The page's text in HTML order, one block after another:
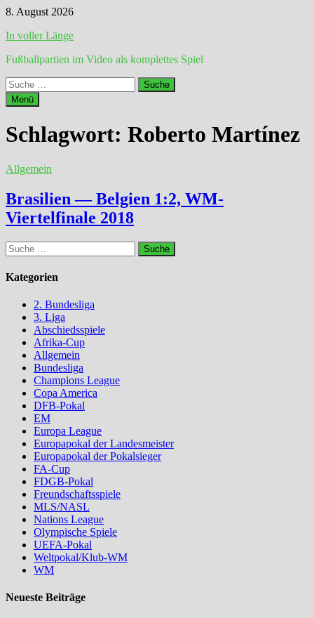
Zum
springen
8. August 2026
In voller Länge
Fußballpartien im Video als komplettes Spiel
Suche
nach:
Menü
Schlagwort: Roberto Martínez
Allgemein
Brasilien — Belgien 1:2, WM-
Viertelfinale 2018
Suche
nach:
Kategorien
2. Bundesliga
3. Liga
Abschiedsspiele
Afrika-Cup
Allgemein
Bundesliga
Champions League
Copa America
DFB-Pokal
EM
Europa League
Europapokal der Landesmeister
Europapokal der Pokalsieger
FA-Cup
FDGB-Pokal
Freundschaftsspiele
MLS/NASL
Nations League
Olympische Spiele
UEFA-Pokal
Weltpokal/Klub-WM
WM
Neueste Beiträge